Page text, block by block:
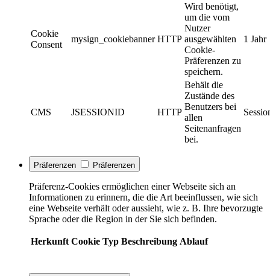
Cookie
Consent
mysign_cookiebanner HTTP
Wird benötigt,
um die vom
Nutzer
ausgewählten
Cookie-
Präferenzen zu
speichern.
1 Jahr
CMS JSESSIONID HTTP
Behält die
Zustände des
Benutzers bei
allen
Seitenanfragen
bei.
Präferenzen Präferenzen
Präferenz-Cookies ermöglichen einer Webseite sich an
Informationen zu erinnern, die die Art beeinflussen, wie sich
eine Webseite verhält oder aussieht, wie z. B. Ihre bevorzugte
Sprache oder die Region in der Sie sich befinden.
Herkunft Cookie Typ Beschreibung Ablauf